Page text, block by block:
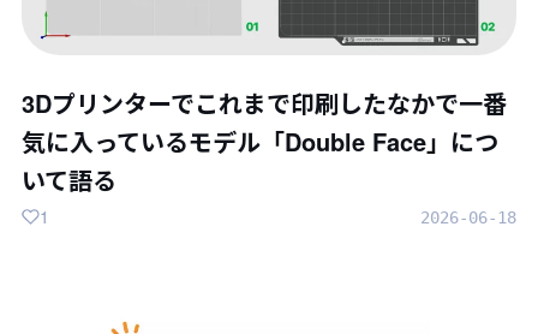
3Dプリンターでこれまで印刷したなかで一番
気に入っているモデル「Double Face」につ
いて語る
2026-06-18
1